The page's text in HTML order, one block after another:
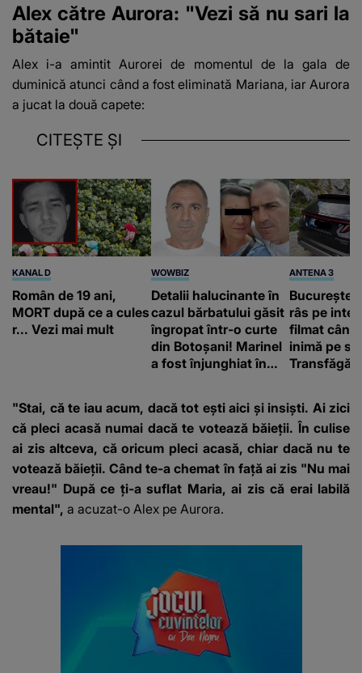
Alex către Aurora: "Vezi să nu sari la
bătaie"
Alex i-a amintit Aurorei de momentul de la gala de
duminică atunci când a fost eliminată Mariana, iar Aurora
a jucat la două capete:
CITEȘTE ȘI
KANAL D
Român de 19 ani,
MORT după ce a cules
r... Vezi mai mult
WOWBIZ
Detalii halucinante în
cazul bărbatului găsit
îngropat într-o curte
din Botoșani! Marinel
a fost înjunghiat în
suspecți
ANTENA 3
râs pe
filmat când
inimă pe
"Stai, că te iau acum, dacă tot ești aici și insiști. Ai zici
că pleci acasă numai dacă te votează băieții. În culise
ai zis altceva, că oricum pleci acasă, chiar dacă nu te
votează băieții. Când te-a chemat în față ai zis "Nu mai
vreau!" După ce ți-a suflat Maria, ai zis că erai labilă
mental", a acuzat-o Alex pe Aurora.